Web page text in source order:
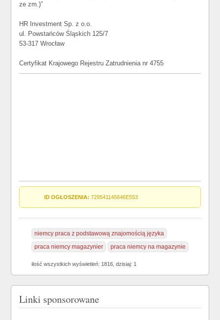
ze zm.)”
HR Investment Sp. z o.o.
ul. Powstańców Śląskich 125/7
53-317 Wrocław
Certyfikat Krajowego Rejestru Zatrudnienia nr 4755
ID OGŁOSZENIA: 729541145646E553
niemcy praca z podstawową znajomością języka
praca niemcy magazynier
praca niemcy na magazynie
ilość wszystkich wyświetleń: 1816, dzisiaj: 1
Linki sponsorowane